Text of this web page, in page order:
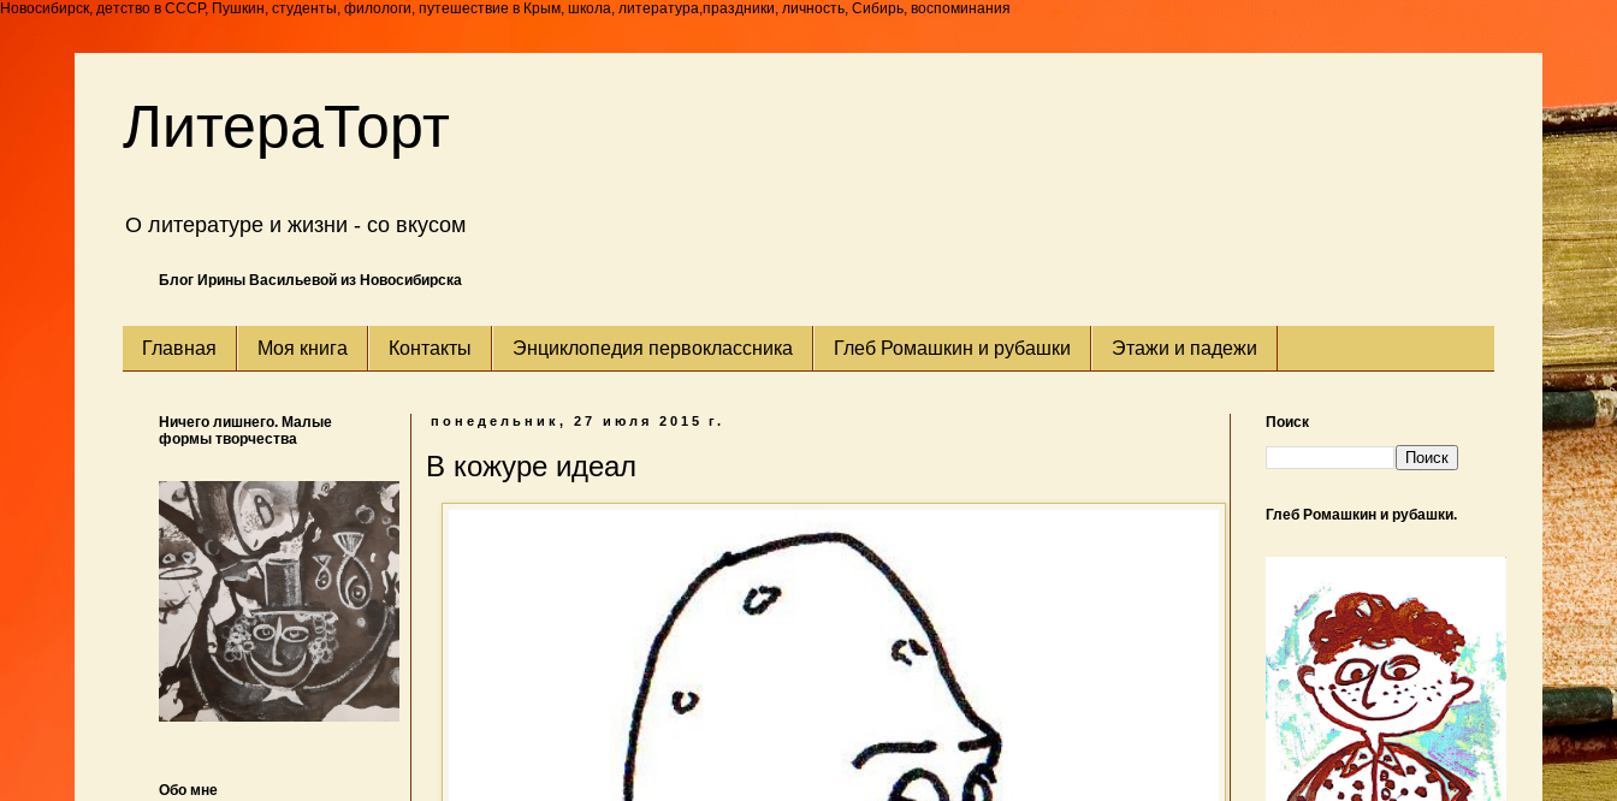
Новосибирск, детство в СССР, Пушкин, студенты, филологи, путешествие в Крым, школа, литература,праздники, личность, Сибирь, воспоминания
ЛитераТорт
О литературе и жизни - со вкусом
Блог Ирины Васильевой из Новосибирска
Главная Моя книга Контакты Энциклопедия первоклассника Глеб Ромашкин и рубашки Этажи и падежи
понедельник, 27 июля 2015 г.
В кожуре идеал
Ничего лишнего. Малые
формы творчества
Обо мне
Поиск
Глеб Ромашкин и рубашки.